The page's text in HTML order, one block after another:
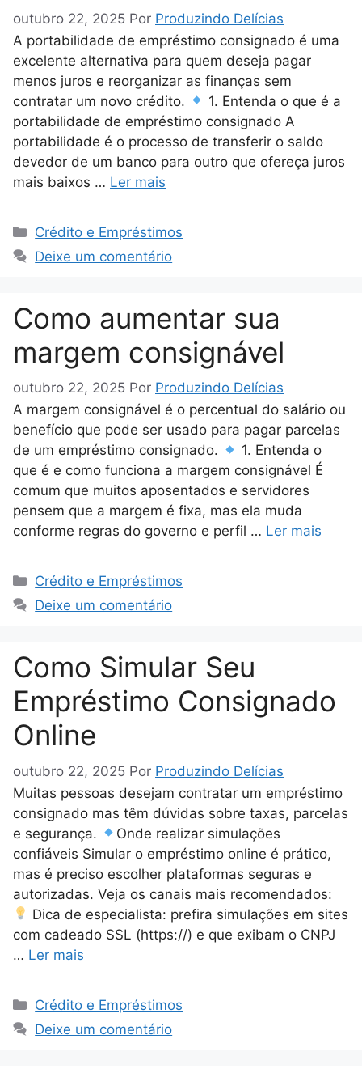
outubro 22, 2025 Por Produzindo Delícias
A portabilidade de empréstimo consignado é uma
excelente alternativa para quem deseja pagar
menos juros e reorganizar as finanças sem
contratar um novo crédito.
1. Entenda o que é a
portabilidade de empréstimo consignado A
portabilidade é o processo de transferir o saldo
devedor de um banco para outro que ofereça juros
mais baixos … Ler mais
Categorias
Crédito e Empréstimos
Deixe um comentário
Como aumentar sua
margem consignável
outubro 22, 2025 Por Produzindo Delícias
A margem consignável é o percentual do salário ou
benefício que pode ser usado para pagar parcelas
de um empréstimo consignado.
1. Entenda o
que é e como funciona a margem consignável É
comum que muitos aposentados e servidores
pensem que a margem é fixa, mas ela muda
conforme regras do governo e perfil … Ler mais
Categorias
Crédito e Empréstimos
Deixe um comentário
Como Simular Seu
Empréstimo Consignado
Online
outubro 22, 2025 Por Produzindo Delícias
Muitas pessoas desejam contratar um empréstimo
consignado mas têm dúvidas sobre taxas, parcelas
e segurança.
Onde realizar simulações
confiáveis Simular o empréstimo online é prático,
mas é preciso escolher plataformas seguras e
autorizadas. Veja os canais mais recomendados:
Dica de especialista: prefira simulações em sites
com cadeado SSL (https://) e que exibam o CNPJ
… Ler mais
Categorias
Crédito e Empréstimos
Deixe um comentário